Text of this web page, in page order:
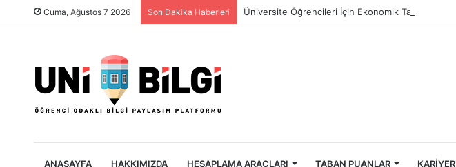
Cuma, Ağustos 7 2026 Son Dakika Haberleri Üniversite Öğrencileri İçin Ekonomik Tatil Rehberi
ANASAYFA HAKKIMIZDA HESAPLAMA ARAÇLARI TABAN PUANLAR KARIYER